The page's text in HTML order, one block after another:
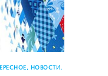
НОВОСТИ,